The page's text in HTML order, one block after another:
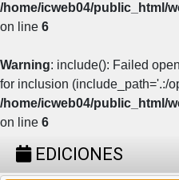
/home/icweb04/public_html/
on line 6
Warning: include(): Failed
for inclusion (include_path='.:/
/home/icweb04/public_html/
on line 6
EDICIONES